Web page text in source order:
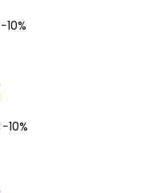
−10%
−10%